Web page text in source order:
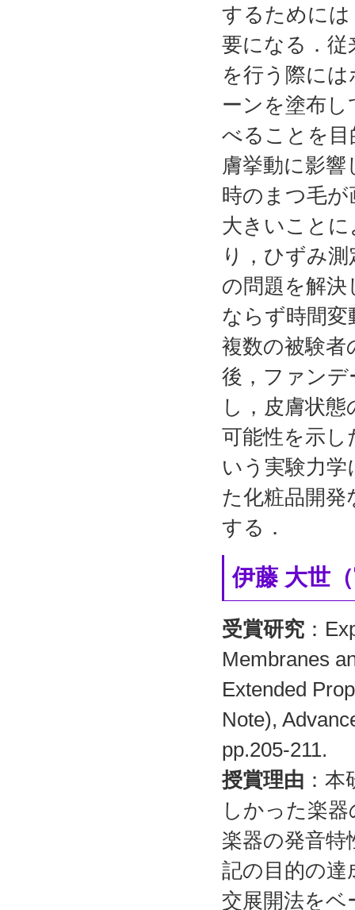
するために
要になる．従
を行う際に
ーンを塗布
べることを
膚挙動に影
時のまつ毛
大きいこと
り，ひずみ
の問題を解決
ならず時間
複数の被験者
後，ファンデ
し，皮膚状
可能性を示し
いう実験力
た化粧品開発
する．
伊藤 大世
受賞研究 ：
Membranes
Extended
Note),
pp.205-211.
授賞理由 ：
しかった楽
楽器の発音特
記の目的の達
交展開法をベ